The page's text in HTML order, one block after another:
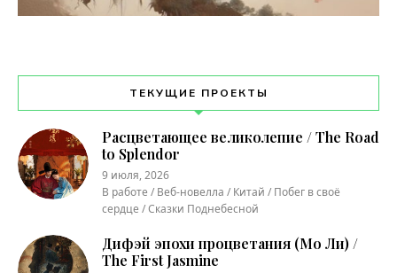
ТЕКУЩИЕ ПРОЕКТЫ
Расцветающее великолепие / The Road
to Splendor
9 июля, 2026
В работе / Веб-новелла / Китай / Побег в своё
сердце / Сказки Поднебесной
Дифэй эпохи процветания (Мо Ли) /
The First Jasmine